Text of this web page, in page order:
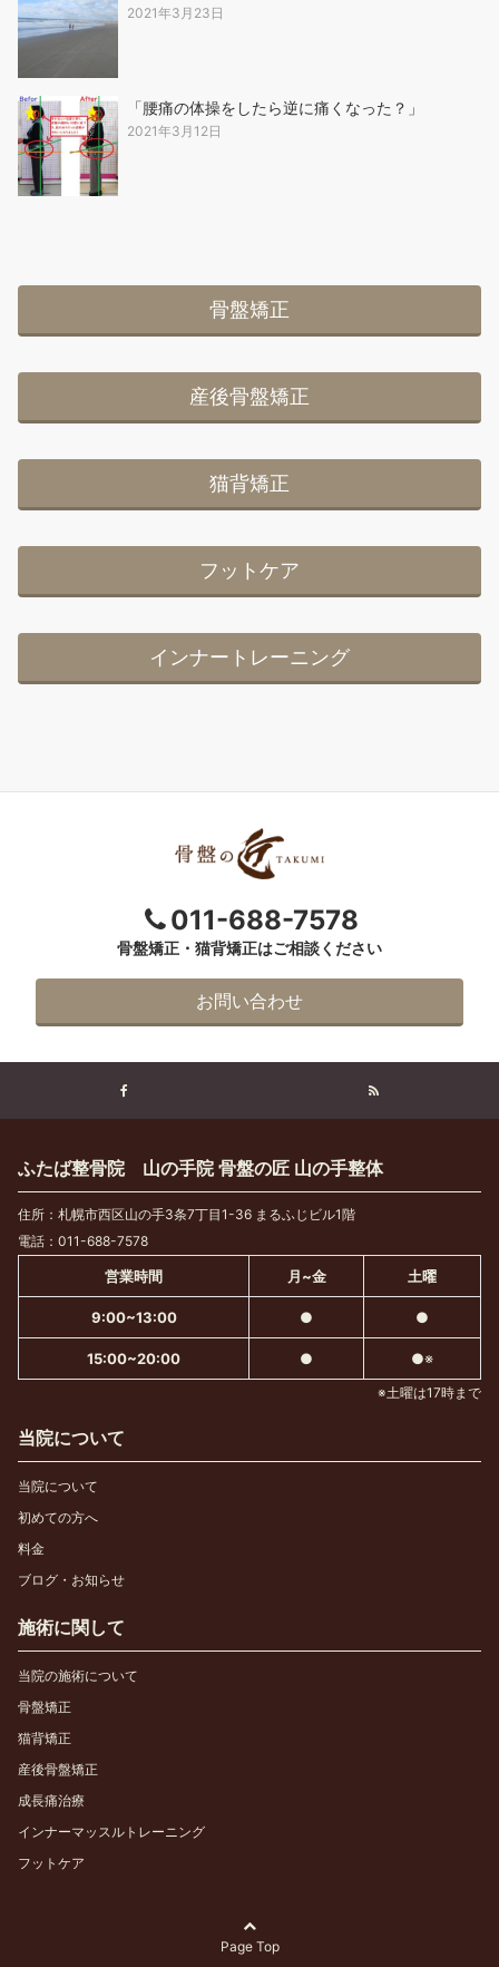
2021年3月23日
「腰痛の体操をしたら逆に痛くなった？」
2021年3月12日
骨盤矯正
産後骨盤矯正
猫背矯正
フットケア
インナートレーニング
011-688-7578
骨盤矯正・猫背矯正はご相談ください
お問い合わせ
ふたば整骨院 山の手院 骨盤の匠 山の手整体
住所：札幌市西区山の手3条7丁目1-36 まるふじビル1階
電話：011-688-7578
営業時間 月~金 土曜
9:00~13:00 ● ●
15:00~20:00 ● ●※
※土曜は17時まで
当院について
当院について
初めての方へ
料金
ブログ・お知らせ
施術に関して
当院の施術について
骨盤矯正
猫背矯正
産後骨盤矯正
成長痛治療
インナーマッスルトレーニング
フットケア
Page Top